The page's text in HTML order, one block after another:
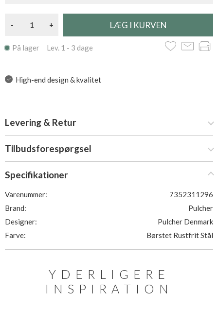
- +
På lager Lev. 1 - 3 dage
High-end design & kvalitet
Levering & Retur
Tilbudsforespørgsel
Specifikationer
Varenummer:
7352311296
Brand:
Pulcher
Designer:
Pulcher Denmark
Farve:
Børstet Rustfrit Stål
YDERLIGERE
INSPIRATION